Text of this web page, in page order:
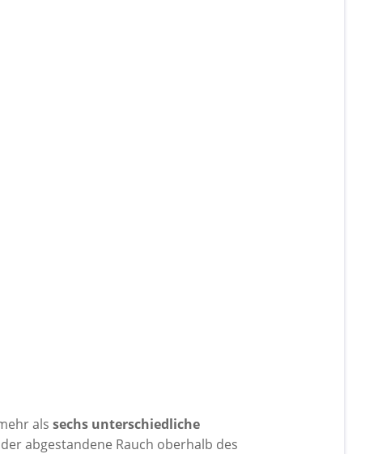
als sechs unterschiedliche
abgestandene Rauch oberhalb des